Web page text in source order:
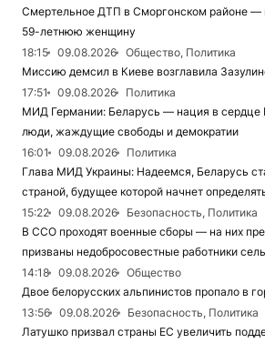
Смертельное ДТП в Сморгонском районе —
59-летнюю женщину
18:15
09.08.2026
Общество, Политика
Миссию демсил в Киеве возглавила
17:51
09.08.2026
Политика
МИД Германии: Беларусь — нация в сердце
люди, жаждущие свободы и демократии
16:01
09.08.2026
Политика
Глава МИД Украины: Надеемся, Беларусь
страной, будущее которой начнет
15:22
09.08.2026
Безопасность, Политика
В ССО проходят военные сборы — на них
призваны недобросовестные работники
14:18
09.08.2026
Общество
Двое белорусских альпинистов пропало в
13:56
09.08.2026
Безопасность, Политика
Латушко призвал страны ЕС увеличить